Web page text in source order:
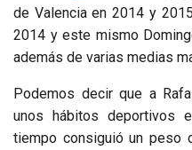
de Valencia en 2014 y
2014 y este mismo
además de varias medias
Podemos decir que a
unos hábitos deportivos
tiempo consiguió un peso